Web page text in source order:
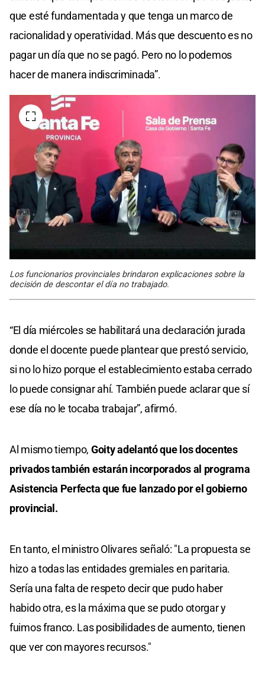
que esté fundamentada y que tenga un marco de
racionalidad y operatividad. Más que descuento es no
pagar un día que no se pagó. Pero no lo podemos
hacer de manera indiscriminada”.
Los funcionarios provinciales brindaron explicaciones sobre la
decisión de descontar el día no trabajado.
“El día miércoles se habilitará una declaración jurada
donde el docente puede plantear que prestó servicio,
si no lo hizo porque el establecimiento estaba cerrado
lo puede consignar ahí. También puede aclarar que sí
ese día no le tocaba trabajar”, afirmó.
Al mismo tiempo, Goity adelantó que los docentes
privados también estarán incorporados al programa
Asistencia Perfecta que fue lanzado por el gobierno
provincial.
En tanto, el ministro Olivares señaló: "La propuesta se
hizo a todas las entidades gremiales en paritaria.
Sería una falta de respeto decir que pudo haber
habido otra, es la máxima que se pudo otorgar y
fuimos franco. Las posibilidades de aumento, tienen
que ver con mayores recursos."